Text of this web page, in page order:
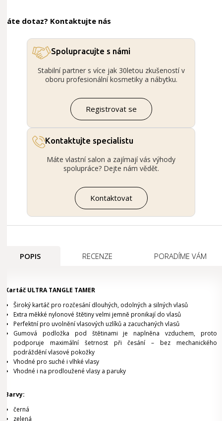
Máte dotaz? Kontaktujte nás
Spolupracujte s námi
Stabilní partner s více jak 30letou zkušeností v
oboru profesionální kosmetiky a nábytku.
Registrovat se
Kontaktujte specialistu
Máte vlastní salon a zajímají vás výhody
spolupráce? Dejte nám vědět.
Kontaktovat
POPIS RECENZE PORADÍME VÁM
Kartáč ULTRA TANGLE TAMER
Široký kartáč pro rozčesání dlouhých, odolných a silných vlasů
Extra měkké nylonové štětiny velmi jemně pronikají do vlasů
Perfektní pro uvolnění vlasových uzlíků a zacuchaných vlasů
Gumová podložka pod štětinami je naplněna vzduchem, proto
podporuje maximální šetrnost při česání – bez mechanického
podráždění vlasové pokožky
Vhodné pro suché i vlhké vlasy
Vhodné i na prodloužené vlasy a paruky
Barvy:
černá
zelená